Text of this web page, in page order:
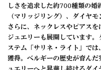
しさを追求した約700種類の
（マリッジリング）、ダイヤ
さらに、ネックレスやピアス
ジュエリーも展開しています
ステム「サリネ・ライト」
獲得。ベルギーの歴史が育ん